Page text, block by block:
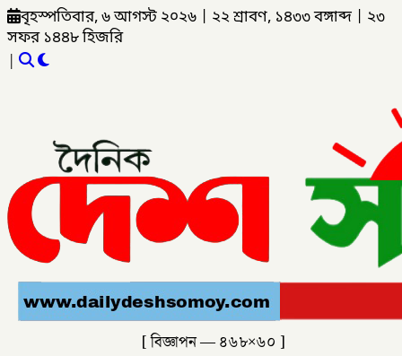
বৃহস্পতিবার, ৬ আগস্ট ২০২৬ ২২ শ্রাবণ, ১৪৩৩ বঙ্গাব্দ
২৩
সফর ১৪৪৮ হিজরি
|
[ বিজ্ঞাপন — ৪৬৮×৬০ ]